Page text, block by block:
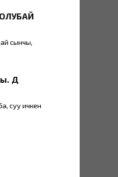
сынчы,
Д
суу ичкен